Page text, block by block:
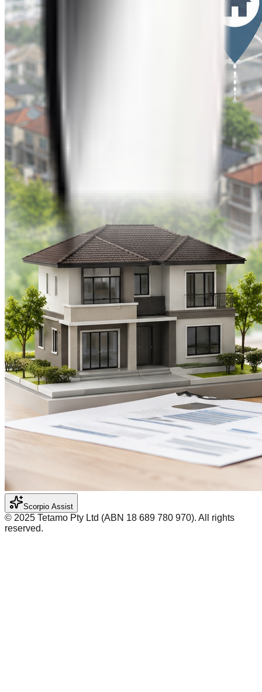
Scorpio Assist
©️ 2025 Tetamo Pty Ltd (ABN 18 689 780 970). All rights
reserved.